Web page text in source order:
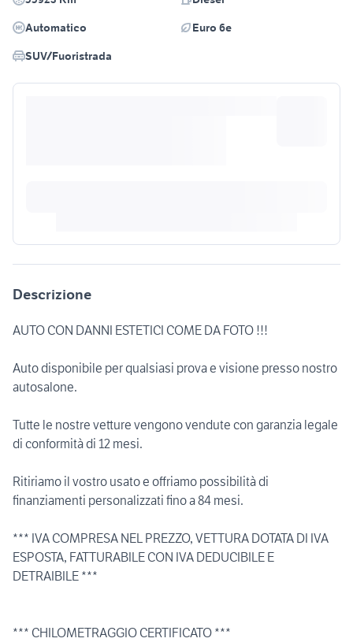
Automatico
Euro 6e
SUV/Fuoristrada
Descrizione
AUTO CON DANNI ESTETICI COME DA FOTO !!!
Auto disponibile per qualsiasi prova e visione presso nostro
autosalone.
Tutte le nostre vetture vengono vendute con garanzia legale
di conformità di 12 mesi.
Ritiriamo il vostro usato e offriamo possibilità di
finanziamenti personalizzati fino a 84 mesi.
*** IVA COMPRESA NEL PREZZO, VETTURA DOTATA DI IVA
ESPOSTA, FATTURABILE CON IVA DEDUCIBILE E
DETRAIBILE ***
*** CHILOMETRAGGIO CERTIFICATO ***